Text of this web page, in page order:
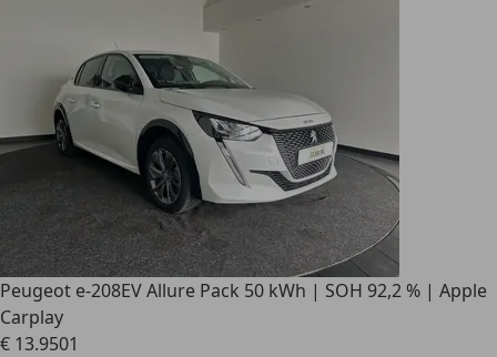
Peugeot e-208EV Allure Pack 50 kWh | SOH 92,2 % | Apple
Carplay
€ 13.9501